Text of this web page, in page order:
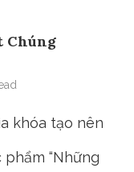
Chúng
khóa tạo nên
“Những